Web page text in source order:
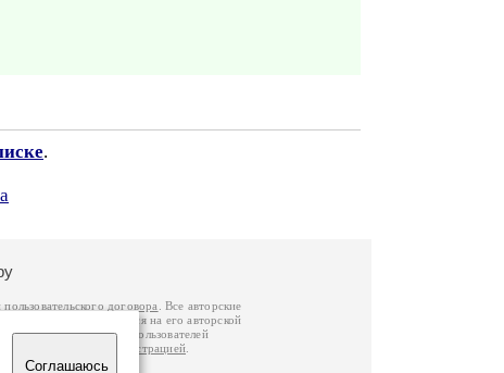
.
Соглашаюсь
пользовательского договора
. Все авторские
вы можете обратиться на его авторской
Федерации. Данные пользователей
связаться с администрацией